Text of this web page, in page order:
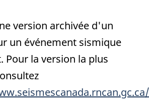
version archivée d'un
un événement sismique
Pour la version la plus